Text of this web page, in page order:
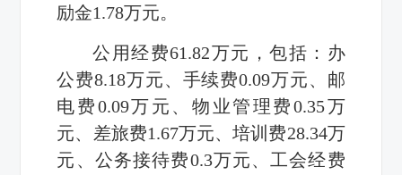
励金1.78万元。
公用经费61.82万元，包括：办
公费8.18万元、手续费0.09万元、邮
电费0.09万元、物业管理费0.35万
元、差旅费1.67万元、培训费28.34万
元、公务接待费0.3万元、工会经费